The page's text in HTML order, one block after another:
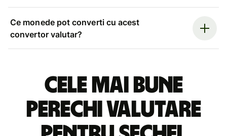
Ce monede pot converti cu acest
convertor valutar?
Cele mai bune
perechi valutare